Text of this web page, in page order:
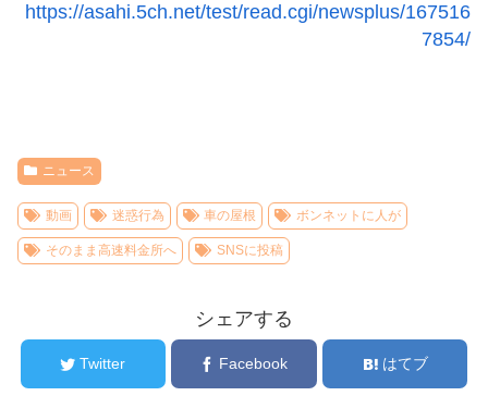
https://asahi.5ch.net/test/read.cgi/newsplus/167516
7854/
ニュース
動画 迷惑行為 車の屋根 ボンネットに人が
そのまま高速料金所へ SNSに投稿
シェアする
Twitter Facebook はてブ